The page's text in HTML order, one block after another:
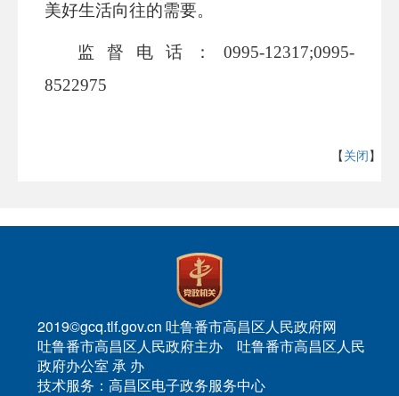
美好生活向往的需要。
监督电话： 0995-12317;0995-
8522975
【关闭】
2019©gcq.tlf.gov.cn 吐鲁番市高昌区人民政府网
吐鲁番市高昌区人民政府主办 吐鲁番市高昌区人民
政府办公室 承 办
技术服务：高昌区电子政务服务中心